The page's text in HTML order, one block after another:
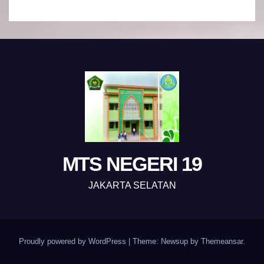
MTS NEGERI 19
JAKARTA SELATAN
Proudly powered by WordPress Theme: Newsup by Themeansar.